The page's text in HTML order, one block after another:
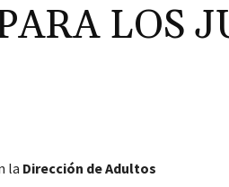
Vos
LOS
la Dirección de Adultos